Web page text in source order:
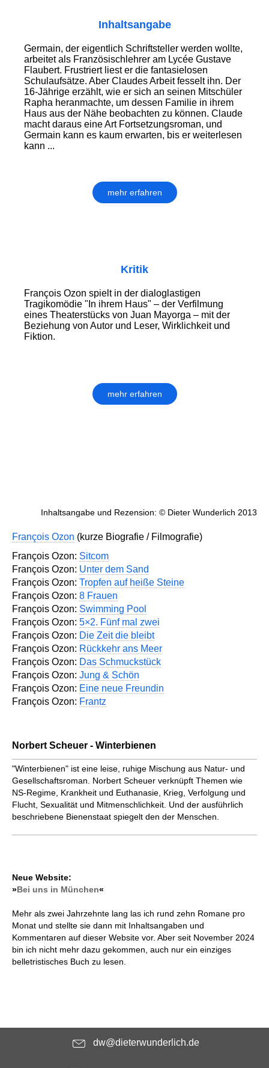
Inhaltsangabe
Germain, der eigentlich Schriftsteller werden wollte,
arbeitet als Französischlehrer am Lycée Gustave
Flaubert. Frustriert liest er die fantasielosen
Schulaufsätze. Aber Claudes Arbeit fesselt ihn. Der
16-Jährige erzählt, wie er sich an seinen Mitschüler
Rapha heranmachte, um dessen Familie in ihrem
Haus aus der Nähe beobachten zu können. Claude
macht daraus eine Art Fortsetzungsroman, und
Germain kann es kaum erwarten, bis er weiterlesen
kann ...
mehr erfahren
Kritik
François Ozon spielt in der dialoglastigen
Tragikomödie "In ihrem Haus" – der Verfilmung
eines Theaterstücks von Juan Mayorga – mit der
Beziehung von Autor und Leser, Wirklichkeit und
Fiktion.
mehr erfahren
Inhaltsangabe und Rezension: © Dieter Wunderlich 2013
François Ozon (kurze Biografie / Filmografie)
François Ozon: Sitcom
François Ozon: Unter dem Sand
François Ozon: Tropfen auf heiße Steine
François Ozon: 8 Frauen
François Ozon: Swimming Pool
François Ozon: 5×2. Fünf mal zwei
François Ozon: Die Zeit die bleibt
François Ozon: Rückkehr ans Meer
François Ozon: Das Schmuckstück
François Ozon: Jung & Schön
François Ozon: Eine neue Freundin
François Ozon: Frantz
Norbert Scheuer - Winterbienen
"Winterbienen" ist eine leise, ruhige Mischung aus Natur- und
Gesellschaftsroman. Norbert Scheuer verknüpft Themen wie
NS-Regime, Krankheit und Euthanasie, Krieg, Verfolgung und
Flucht, Sexualität und Mitmenschlichkeit. Und der ausführlich
beschriebene Bienenstaat spiegelt den der Menschen.
Neue Website:
»Bei uns in München«
Mehr als zwei Jahrzehnte lang las ich rund zehn Romane pro
Monat und stellte sie dann mit Inhaltsangaben und
Kommentaren auf dieser Website vor. Aber seit November 2024
bin ich nicht mehr dazu gekommen, auch nur ein einziges
belletristisches Buch zu lesen.
dw@dieterwunderlich.de